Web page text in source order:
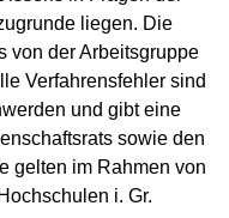
liegen. Die
von der Arbeitsgruppe
Verfahrensfehler sind
und gibt eine
sowie den
gelten im Rahmen von
i. Gr.